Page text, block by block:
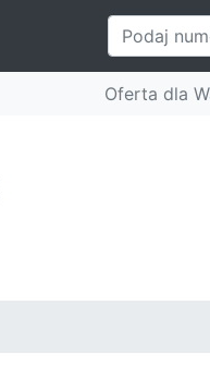
Oferta dla